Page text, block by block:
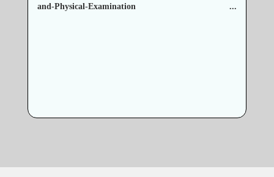
and-Physical-Examination...